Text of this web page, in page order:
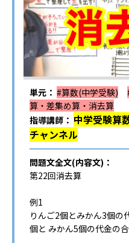
単元： #算数(中学受験)
算・差集め算・消去算
指導講師： 中学受験算
チャンネル
問題文全文(内容文)：
第22回消去算
例1
りんご2個とみかん3個の
個と みかん5個の代金の